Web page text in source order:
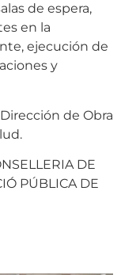
de espera,
en la
ejecución de
y
de Obra
DE
PÚBLICA DE